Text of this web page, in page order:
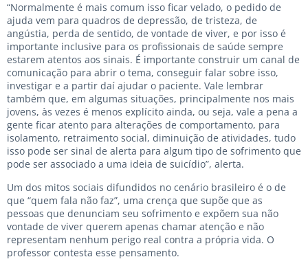
“Normalmente é mais comum isso ficar velado, o pedido de
ajuda vem para quadros de depressão, de tristeza, de
angústia, perda de sentido, de vontade de viver, e por isso é
importante inclusive para os profissionais de saúde sempre
estarem atentos aos sinais. É importante construir um canal de
comunicação para abrir o tema, conseguir falar sobre isso,
investigar e a partir daí ajudar o paciente. Vale lembrar
também que, em algumas situações, principalmente nos mais
jovens, às vezes é menos explícito ainda, ou seja, vale a pena a
gente ficar atento para alterações de comportamento, para
isolamento, retraimento social, diminuição de atividades, tudo
isso pode ser sinal de alerta para algum tipo de sofrimento que
pode ser associado a uma ideia de suicídio”, alerta.
Um dos mitos sociais difundidos no cenário brasileiro é o de
que “quem fala não faz”, uma crença que supõe que as
pessoas que denunciam seu sofrimento e expõem sua não
vontade de viver querem apenas chamar atenção e não
representam nenhum perigo real contra a própria vida. O
professor contesta esse pensamento.